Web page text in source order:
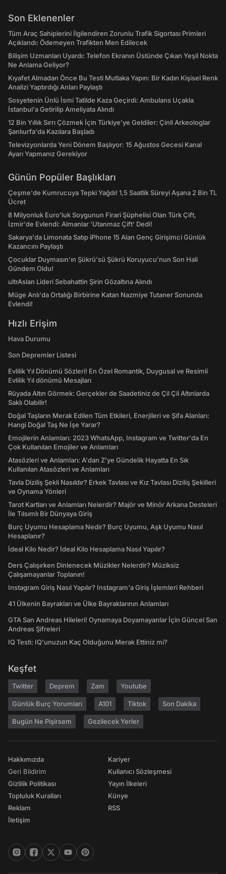
Son Eklenenler
Tüm Araç Sahiplerini İlgilendiren Zorunlu Trafik Sigortası Primleri
Açıklandı: Ödemeyen Trafikten Men Edilecek
Bilişim Uzmanları Uyardı: Telefon Ekranın Üstünde Çıkan Yeşil Nokta
Ne Anlama Geliyor?
Kıyafet Almadan Önce Bu Testi Mutlaka Yapın: Bir Kadın Kişisel Renk
Analizi Yaptırdığı Anları Paylaştı
Sosyetenin Ünlü İsmi Tatilde Kaza Geçirdi: Ambulans Uçakla
İstanbul'a Getirilip Ameliyata Alındı
12 Bin Yıllık Sırrı Çözmek İçin Türkiye'ye Geldiler: Çinli Arkeologlar
Şanlıurfa'da Kazılara Başladı
Televizyonlarda Yeni Dönem Başlıyor: 15 Ağustos Gecesi Kanal
Ayarı Yapmanız Gerekiyor
Günün Popüler Başlıkları
Çeşme'de Kumrucuya Tepki Yağdı! 1,5 Saatlik Süreyi Aşana 2 Bin TL
Ücret
8 Milyonluk Euro'luk Soygunun Firari Şüphelisi Olan Türk Çift,
İzmir'de Evlendi: Almanlar 'Utanmaz Çift' Dedi!
Sakarya'da Limonata Satıp iPhone 15 Alan Genç Girişimci Günlük
Kazancını Paylaştı
Çocuklar Duymasın'ın Şükrü'sü Şükrü Koruyucu'nun Son Hali
Gündem Oldu!
ultrAslan Lideri Sebahattin Şirin Gözaltına Alındı
Müge Anlı'da Ortalığı Birbirine Katan Nazmiye Tutaner Sonunda
Evlendi!
Hızlı Erişim
Hava Durumu
Son Depremler Listesi
Evlilik Yıl Dönümü Sözleri! En Özel Romantik, Duygusal ve Resimli
Evlilik Yıl dönümü Mesajları
Rüyada Altın Görmek: Gerçekler de Saadetiniz de Çil Çil Altınlarda
Saklı Olabilir!
Doğal Taşların Merak Edilen Tüm Etkileri, Enerjileri ve Şifa Alanları:
Hangi Doğal Taş Ne İşe Yarar?
Emojilerin Anlamları: 2023 WhatsApp, Instagram ve Twitter'da En
Çok Kullanılan Emojiler ve Anlamları
Atasözleri ve Anlamları: A'dan Z'ye Gündelik Hayatta En Sık
Kullanılan Atasözleri ve Anlamları
Tavla Diziliş Şekli Nasıldır? Erkek Tavlası ve Kız Tavlası Diziliş Şekilleri
ve Oynama Yönleri
Tarot Kartları ve Anlamları Nelerdir? Majör ve Minör Arkana Desteleri
İle Tılsımlı Bir Dünyaya Giriş
Burç Uyumu Hesaplama Nedir? Burç Uyumu, Aşk Uyumu Nasıl
Hesaplanır?
İdeal Kilo Nedir? İdeal Kilo Hesaplama Nasıl Yapılır?
Ders Çalışırken Dinlenecek Müzikler Nelerdir? Müziksiz
Çalışamayanlar Toplanın!
Instagram Giriş Nasıl Yapılır? Instagram'a Giriş İşlemleri Rehberi
41 Ülkenin Bayrakları ve Ülke Bayraklarının Anlamları
GTA San Andreas Hileleri! Oynamaya Doyamayanlar İçin Güncel San
Andreas Şifreleri
IQ Testi: IQ'unuzun Kaç Olduğunu Merak Ettiniz mi?
Keşfet
Twitter Deprem Zam Youtube
Günlük Burç Yorumları A101 Tiktok Son Dakika
Bugün Ne Pişirsem Gezilecek Yerler
Hakkımızda
Geri Bildirim
Gizlilik Politikası
Topluluk Kuralları
Reklam
İletişim
Kariyer
Kullanıcı Sözleşmesi
Yayın İlkeleri
Künye
RSS